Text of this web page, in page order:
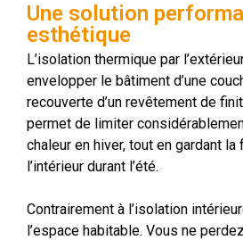
Une solution
esthétique
L’isolation thermique par
envelopper le bâtiment d’une
recouverte d’un revêtement de
permet de limiter
chaleur en hiver, tout en gardant la
l’intérieur durant l’été.
Contrairement à l’isolation
l’espace habitable. Vous ne